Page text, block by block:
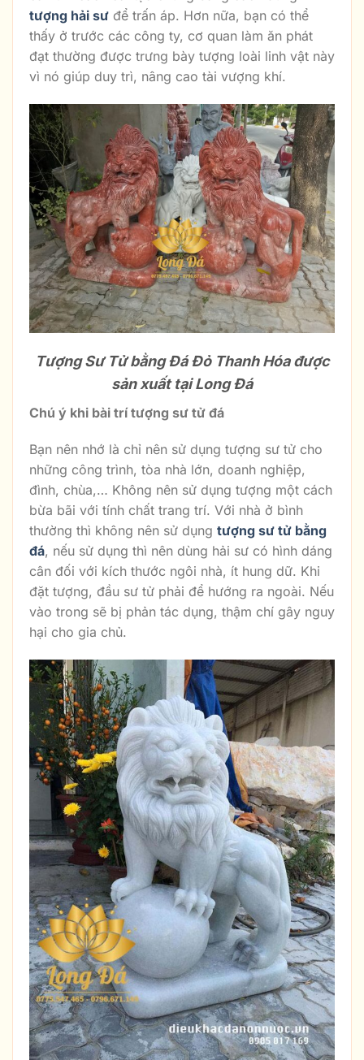
tượng hải sư để trấn áp. Hơn nữa, bạn có thể
thấy ở trước các công ty, cơ quan làm ăn phát
đạt thường được trưng bày tượng loài linh vật này
vì nó giúp duy trì, nâng cao tài vượng khí.
Tượng Sư Tử bằng Đá Đỏ Thanh Hóa được
sản xuất tại Long Đá
Chú ý khi bài trí tượng sư tử đá
Bạn nên nhớ là chỉ nên sử dụng tượng sư tử cho
những công trình, tòa nhà lớn, doanh nghiệp,
đình, chùa,… Không nên sử dụng tượng một cách
bừa bãi với tính chất trang trí. Với nhà ở bình
thường thì không nên sử dụng tượng sư tử bằng
đá, nếu sử dụng thì nên dùng hải sư có hình dáng
cân đối với kích thước ngôi nhà, ít hung dữ. Khi
đặt tượng, đầu sư tử phải để hướng ra ngoài. Nếu
vào trong sẽ bị phản tác dụng, thậm chí gây nguy
hại cho gia chủ.